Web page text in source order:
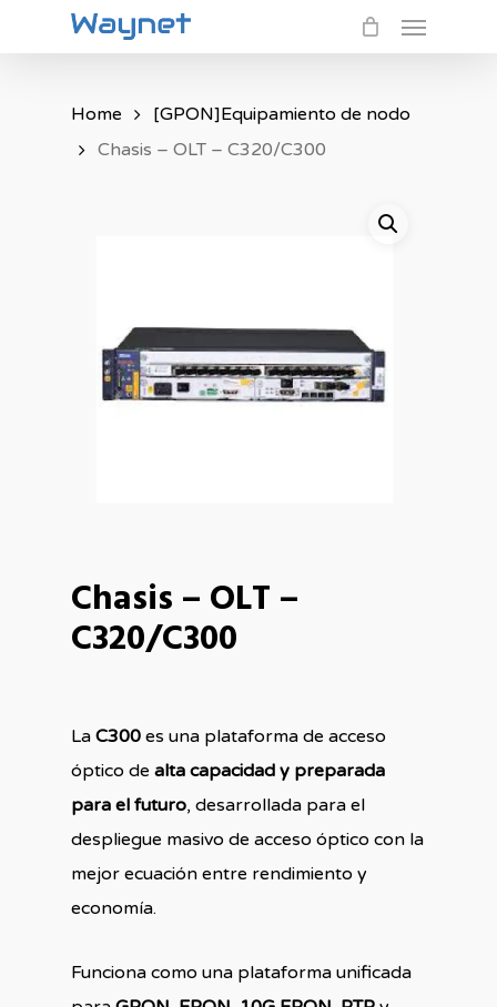
Menu
Home
[GPON]Equipamiento de nodo
Chasis – OLT – C320/C300
Chasis – OLT –
C320/C300
La C300 es una plataforma de acceso
óptico de alta capacidad y preparada
para el futuro, desarrollada para el
despliegue masivo de acceso óptico con la
mejor ecuación entre rendimiento y
economía.
Funciona como una plataforma unificada